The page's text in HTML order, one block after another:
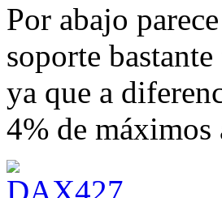
Por abajo
soporte
ya que a
4% de máximos